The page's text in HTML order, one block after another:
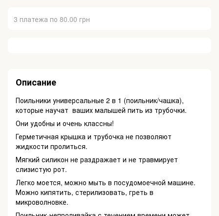
3 платежа по 80.00 грн
Описание
Поильники универсальные 2 в 1 (поильник/чашка),
которые научат ваших малышей пить из трубочки.
Они удобны и очень классны!
Герметичная крышка и трубочка не позволяют
жидкости пролиться.
Мягкий силикон не раздражает и не травмирует
слизистую рот.
Легко моется, можно мыть в посудомоечной машине.
Можно кипятить, стерилизовать, греть в
микроволновке.